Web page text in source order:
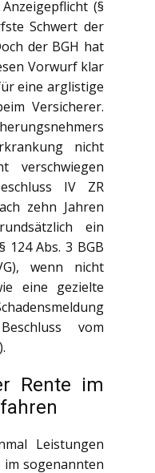
(§
Schwert der
der BGH hat
Vorwurf klar
eine arglistige
Versicherer.
nicht
verschwiegen
IV ZR
zehn Jahren
ein
124 Abs. 3 BGB
wenn nicht
eine gezielte
vom
Rente im
Leistungen
sogenannten